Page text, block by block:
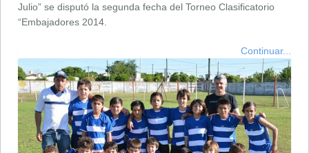
Julio” se disputó la segunda fecha del Torneo Clasificatorio
“Embajadores 2014.
Continuar...